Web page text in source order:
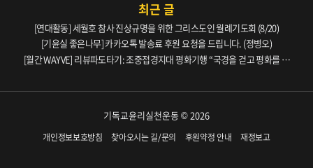
최근 글
[연대활동] 세월호 참사 진상규명을 위한 그리스도인 월례기도회 (8/20)
[기윤실 좋은나무] 카카오톡 발송료 후원 요청을 드립니다. (정병오)
[월간 WAYVE] 리뷰파도타기: 조중접경지대 평화기행 “국경을 걷고 평화를 생
기독교윤리실천운동 © 2026
개인정보보호방침 찾아오시는 길/문의 후원약정 안내 재정보고